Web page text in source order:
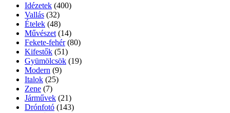
Idézetek (400)
Vallás (32)
Ételek (48)
Művészet (14)
Fekete-fehér (80)
Kifestők (51)
Gyümölcsök (19)
Modern (9)
Italok (25)
Zene (7)
Járművek (21)
Drónfotó (143)